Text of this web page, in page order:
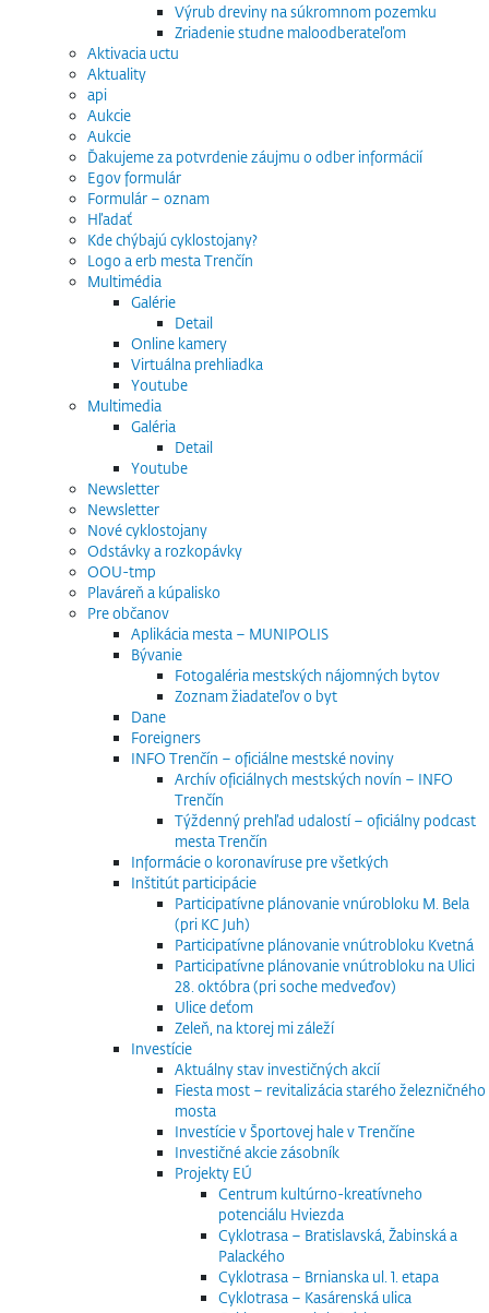
Výrub dreviny na súkromnom pozemku
Zriadenie studne maloodberateľom
Aktivacia uctu
Aktuality
api
Aukcie
Aukcie
Ďakujeme za potvrdenie záujmu o odber informácií
Egov formulár
Formulár – oznam
Hľadať
Kde chýbajú cyklostojany?
Logo a erb mesta Trenčín
Multimédia
Galérie
Detail
Online kamery
Virtuálna prehliadka
Youtube
Multimedia
Galéria
Detail
Youtube
Newsletter
Newsletter
Nové cyklostojany
Odstávky a rozkopávky
OOU-tmp
Plaváreň a kúpalisko
Pre občanov
Aplikácia mesta – MUNIPOLIS
Bývanie
Fotogaléria mestských nájomných bytov
Zoznam žiadateľov o byt
Dane
Foreigners
INFO Trenčín – oficiálne mestské noviny
Archív oficiálnych mestských novín – INFO
Trenčín
Týždenný prehľad udalostí – oficiálny podcast
mesta Trenčín
Informácie o koronavíruse pre všetkých
Inštitút participácie
Participatívne plánovanie vnúrobloku M. Bela
(pri KC Juh)
Participatívne plánovanie vnútrobloku Kvetná
Participatívne plánovanie vnútrobloku na Ulici
28. októbra (pri soche medveďov)
Ulice deťom
Zeleň, na ktorej mi záleží
Investície
Aktuálny stav investičných akcií
Fiesta most – revitalizácia starého železničného
mosta
Investície v Športovej hale v Trenčíne
Investičné akcie zásobník
Projekty EÚ
Centrum kultúrno-kreatívneho
potenciálu Hviezda
Cyklotrasa – Bratislavská, Žabinská a
Palackého
Cyklotrasa – Brnianska ul. 1. etapa
Cyklotrasa – Kasárenská ulica